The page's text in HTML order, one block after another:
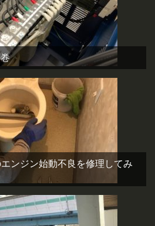
ンジン始動不良を修理してみ